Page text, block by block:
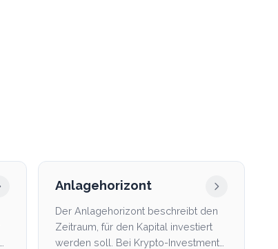
Anlagehorizont
Der Anlagehorizont beschreibt den
Zeitraum, für den Kapital investiert
werden soll. Bei Krypto-Investments